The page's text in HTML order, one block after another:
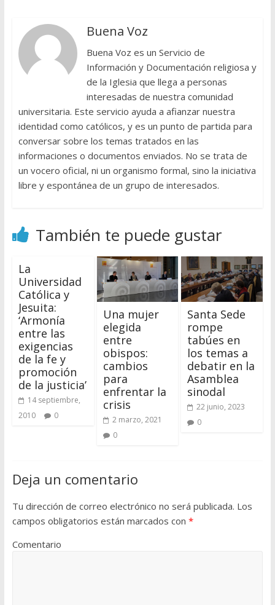
Buena Voz
Buena Voz es un Servicio de
Información y Documentación religiosa y
de la Iglesia que llega a personas
interesadas de nuestra comunidad
universitaria. Este servicio ayuda a afianzar nuestra
identidad como católicos, y es un punto de partida para
conversar sobre los temas tratados en las
informaciones o documentos enviados. No se trata de
un vocero oficial, ni un organismo formal, sino la iniciativa
libre y espontánea de un grupo de interesados.
También te puede gustar
La
Universidad
Católica y
Jesuita:
‘Armonía
entre las
exigencias
de la fe y
promoción
de la justicia’
14 septiembre,
2010
0
Una mujer
elegida
entre
obispos:
cambios
para
enfrentar la
crisis
2 marzo, 2021
0
Santa Sede
rompe
tabúes en
los temas a
debatir en la
Asamblea
sinodal
22 junio, 2023
0
Deja un comentario
Tu dirección de correo electrónico no será publicada. Los
campos obligatorios están marcados con *
Comentario